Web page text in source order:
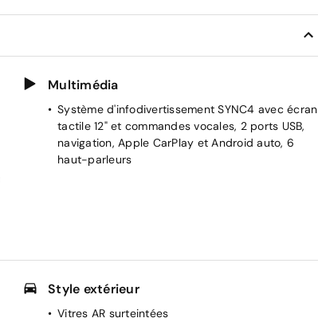
Multimédia
Système d'infodivertissement SYNC4 avec écran
tactile 12" et commandes vocales, 2 ports USB,
navigation, Apple CarPlay et Android auto, 6
haut-parleurs
Style extérieur
Vitres AR surteintées